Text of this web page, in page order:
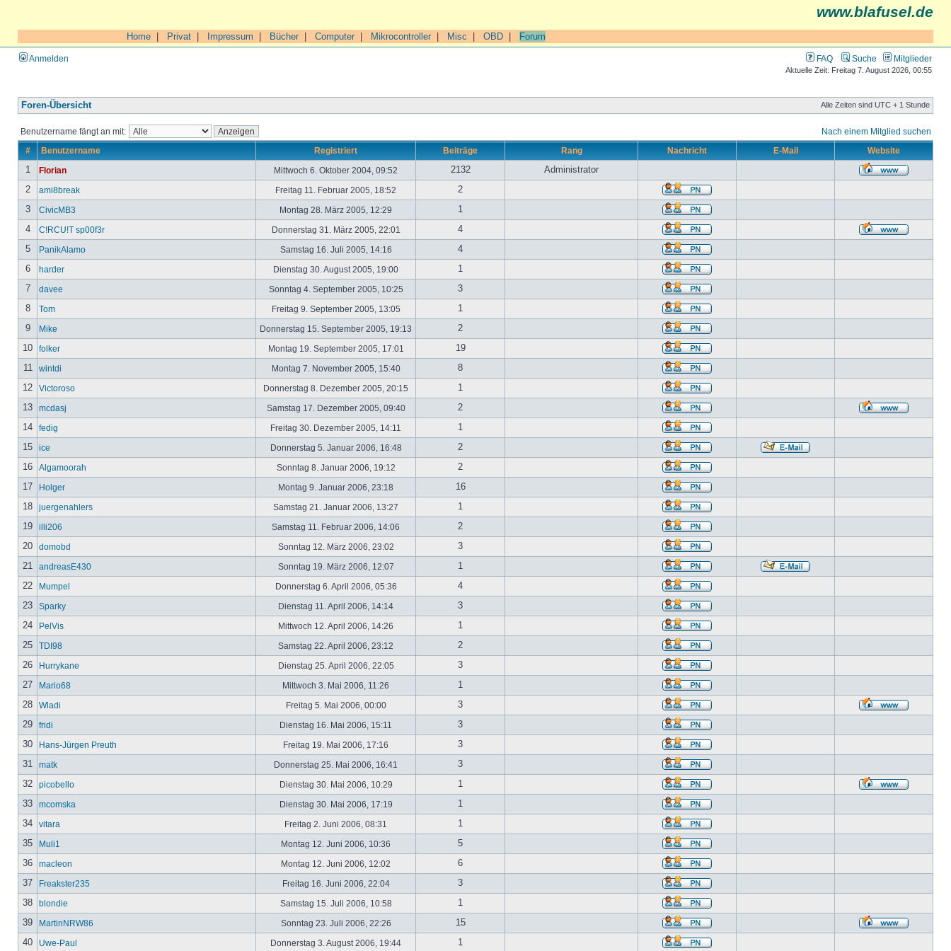
www.blafusel.de
Home Privat Impressum Bücher| Computer| Mikrocontroller| Misc OBD Forum
Anmelden FAQ Suche Mitglieder
Aktuelle Zeit: Freitag 7. August 2026, 00:55
Foren-Übersicht Alle Zeiten sind UTC + 1 Stunde
Benutzername fängt an mit: Nach einem Mitglied suchen
# Benutzername Registriert Beiträge Rang Nachricht E-Mail Website
1 Florian Mittwoch 6. Oktober 2004, 09:52 2132
Administrator
2
ami8break Freitag 11. Februar 2005, 18:52
2
3
CivicMB3 Montag 28. März 2005, 12:29
1
4
C!RCU!T sp00f3r Donnerstag 31. März 2005, 22:01
4
5
PanikAlamo Samstag 16. Juli 2005, 14:16
4
6
harder Dienstag 30. August 2005, 19:00
1
7
davee Sonntag 4. September 2005, 10:25
3
8
Tom Freitag 9. September 2005, 13:05
1
9
Mike Donnerstag 15. September 2005, 19:13
2
10
folker Montag 19. September 2005, 17:01
19
11
wintdi Montag 7. November 2005, 15:40
8
12
Victoroso Donnerstag 8. Dezember 2005, 20:15
1
13
mcdasj Samstag 17. Dezember 2005, 09:40
2
14
fedig Freitag 30. Dezember 2005, 14:11
1
15
ice Donnerstag 5. Januar 2006, 16:48
2
16
Algamoorah Sonntag 8. Januar 2006, 19:12
2
17
Holger Montag 9. Januar 2006, 23:18
16
18
juergenahlers Samstag 21. Januar 2006, 13:27
1
19
illi206 Samstag 11. Februar 2006, 14:06
2
20
domobd Sonntag 12. März 2006, 23:02
3
21
andreasE430 Sonntag 19. März 2006, 12:07
1
22
Mumpel Donnerstag 6. April 2006, 05:36
4
23
Sparky Dienstag 11. April 2006, 14:14
3
24
PelVis Mittwoch 12. April 2006, 14:26
1
25
TDI98 Samstag 22. April 2006, 23:12
2
26
Hurrykane Dienstag 25. April 2006, 22:05
3
27
Mario68 Mittwoch 3. Mai 2006, 11:26
1
28
Wladi Freitag 5. Mai 2006, 00:00
3
29
fridi Dienstag 16. Mai 2006, 15:11
3
30
Hans-Jürgen Preuth Freitag 19. Mai 2006, 17:16
3
31
matk Donnerstag 25. Mai 2006, 16:41
3
32
picobello Dienstag 30. Mai 2006, 10:29
1
33
mcomska Dienstag 30. Mai 2006, 17:19
1
34
vitara Freitag 2. Juni 2006, 08:31
1
35
Muli1 Montag 12. Juni 2006, 10:36
5
36
macleon Montag 12. Juni 2006, 12:02
6
37
Freakster235 Freitag 16. Juni 2006, 22:04
3
38
blondie Samstag 15. Juli 2006, 10:58
1
39
MartinNRW86 Sonntag 23. Juli 2006, 22:26
15
40
Uwe-Paul Donnerstag 3. August 2006, 19:44 1